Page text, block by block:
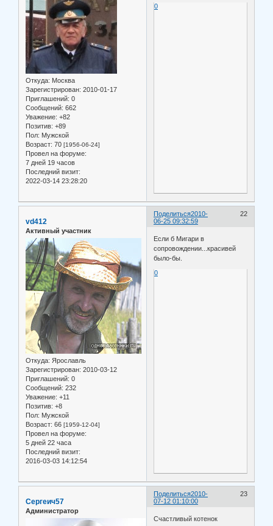
Откуда: Москва
Зарегистрирован: 2010-01-17
Приглашений: 0
Сообщений: 662
Уважение: +82
Позитив: +89
Пол: Мужской
Возраст: 70 [1956-06-24]
Провел на форуме:
7 дней 19 часов
Последний визит:
2022-03-14 23:28:20
0
Поделиться 22
2010-
06-25 09:32:59
vd412
Активный участник
Откуда: Ярославль
Зарегистрирован: 2010-03-12
Приглашений: 0
Сообщений: 232
Уважение: +11
Позитив: +8
Пол: Мужской
Возраст: 66 [1959-12-04]
Провел на форуме:
5 дней 22 часа
Последний визит:
2016-03-03 14:12:54
Если б Мигари в
сопровождении...красивей
было-бы.
0
Поделиться 23
2010-
07-12 01:10:00
Сергеич57
Администратор
Счастливый котенок